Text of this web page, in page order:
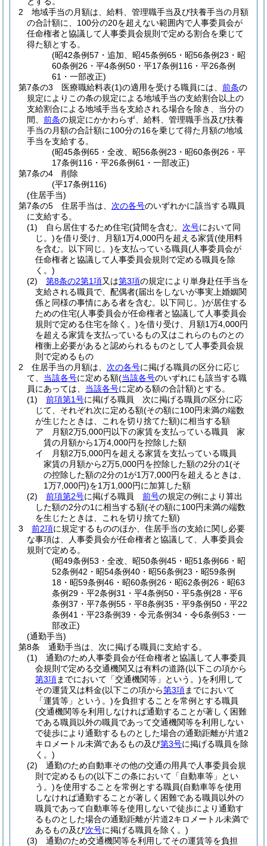
2
地域手当の月額は、給料、管理職手当及び扶養手当の月額
の合計額に、100分の20を超えない範囲内で人事委員会が
任命権者と協議して人事委員会規則で定める割合を乗じて
得た額とする。
(昭42条例57・追加、昭45条例65・昭56条例23・昭
60条例26・平4条例50・平17条例116・平26条例
61・一部改正)
第7条の3
医療職給料表(1)の適用を受ける職員には、 前条の
規定によりこの条の規定による地域手当の支給割合以上の
支給割合による地域手当を支給される場合を除き、当分の
間、 前条の規定にかかわらず、給料、管理職手当及び扶養
手当の月額の合計額に100分の16を乗じて得た月額の地域
手当を支給する。
(昭45条例65・全改、昭56条例23・昭60条例26・平
17条例116・平26条例61・一部改正)
第7条の4
削除
(平17条例116)
(住居手当)
第7条の5
住居手当は、 次の各号のいずれかに該当する職員
に支給する。
(1)
自ら居住するため住宅(貸間を含む。 次号において同
じ。)を借り受け、月額1万4,000円を超える家賃(使用料
を含む。以下同じ。)を支払っている職員(人事委員会が
任命権者と協議して人事委員会規則で定める職員を除
く。)
(2)
第8条の2第1項又は第3項の規定により単身赴任手当を
支給される職員で、配偶者(届出をしないが事実上婚姻関
係と同様の事情にある者を含む。以下同じ。)が居住する
ための住宅(人事委員会が任命権者と協議して人事委員会
規則で定める住宅を除く。)を借り受け、月額1万4,000円
を超える家賃を支払っているもの又はこれらのものとの
権衡上必要があると認められるものとして人事委員会規
則で定めるもの
2
住居手当の月額は、 次の各号に掲げる職員の区分に応じ
て、 当該各号に定める額(当該各号のいずれにも該当する職
員にあっては、 当該各号に定める額の合計額)とする。
(1)
前項第1号に掲げる職員 次に掲げる職員の区分に応
じて、それぞれ次に定める額(その額に100円未満の端数
が生じたときは、これを切り捨てた額)に相当する額
ア
月額2万5,000円以下の家賃を支払っている職員 家
賃の月額から1万4,000円を控除した額
イ
月額2万5,000円を超える家賃を支払っている職員
家賃の月額から2万5,000円を控除した額の2分の1(そ
の控除した額の2分の1が1万7,000円を超えるときは、
1万7,000円)を1万1,000円に加算した額
(2)
前項第2号に掲げる職員 前号の規定の例により算出
した額の2分の1に相当する額(その額に100円未満の端数
を生じたときは、これを切り捨てた額)
3
前2項に規定するもののほか、住居手当の支給に関し必要
な事項は、人事委員会が任命権者と協議して、人事委員会
規則で定める。
(昭49条例53・全改、昭50条例45・昭51条例66・昭
52条例42・昭54条例40・昭56条例23・昭59条例
18・昭59条例46・昭60条例26・昭62条例26・昭63
条例29・平2条例31・平4条例50・平5条例28・平6
条例37・平7条例55・平8条例35・平9条例50・平22
条例41・平23条例39・令元条例34・令6条例53・一
部改正)
(通勤手当)
第8条
通勤手当は、次に掲げる職員に支給する。
(1)
通勤のため人事委員会が任命権者と協議して人事委員
会規則で定める交通機関又は有料の道路(以下この項から
第3項までにおいて「交通機関等」という。)を利用して
その運賃又は料金(以下この項から第3項までにおいて
「運賃等」という。)を負担することを常例とする職員
(交通機関等を利用しなければ通勤することが著しく困難
である職員以外の職員であって交通機関等を利用しない
で徒歩により通勤するものとした場合の通勤距離が片道2
キロメートル未満であるもの及び第3号に掲げる職員を除
く。)
(2)
通勤のため自動車その他の交通の用具で人事委員会規
則で定めるもの(以下この条において「自動車等」とい
う。)を使用することを常例とする職員(自動車等を使用
しなければ通勤することが著しく困難である職員以外の
職員であって自動車等を使用しないで徒歩により通勤す
るものとした場合の通勤距離が片道2キロメートル未満で
あるもの及び次号に掲げる職員を除く。)
(3)
通勤のため交通機関等を利用してその運賃等を負担